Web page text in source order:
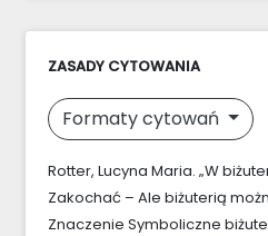
ZASADY CYTOWANIA
Formaty cytowań
Rotter, Lucyna Maria. „W
Zakochać – Ale biżuterią
Znaczenie Symboliczne